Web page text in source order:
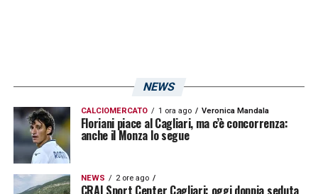
NEWS
CALCIOMERCATO 1 ora ago Veronica Mandala
Floriani piace al Cagliari, ma c’è concorrenza:
anche il Monza lo segue
NEWS 2 ore ago
CRAI Sport Center Cagliari: oggi doppia seduta